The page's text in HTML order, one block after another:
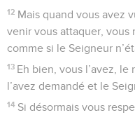
12 Mais quand vous avez
venir vous attaquer, vous
comme si le Seigneur
13 Eh bien, vous l’avez,
l’avez demandé et le
14 Si désormais vous